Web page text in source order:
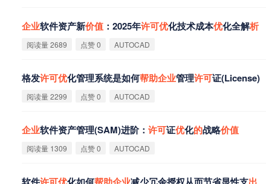
企业软件资产新价值 ：2025年许可优化技术成本优化全解析
阅读量 2689 点赞 0 AUTOCAD
格发许可优化管理系统是如何帮助企业管理许可证(License)
阅读量 2299 点赞 0 AUTOCAD
企业软件资产管理(SAM)进阶： 许可证优化的战略价值
阅读量 1309 点赞 0 AUTOCAD